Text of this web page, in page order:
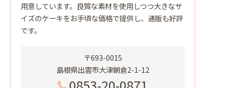
用意しています。良質な素材を使用しつつ大きなサ
イズのケーキをお手頃な価格で提供し、通販も好評
です。
〒693-0015
島根県出雲市大津朝倉2-1-12